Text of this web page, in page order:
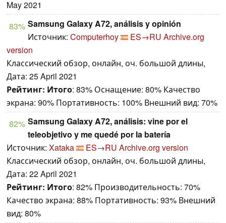
May 2021
83% Samsung Galaxy A72, análisis y opinión
Источник: Computerhoy ES→RU Archive.org
version
Классический обзор, онлайн, оч. большой длины,
Дата: 25 April 2021
Рейтинг: Итого: 83% Оснащение: 80% Качество
экрана: 90% Портативность: 100% Внешний вид: 70%
82% Samsung Galaxy A72, análisis: vine por el
teleobjetivo y me quedé por la batería
Источник: Xataka ES→RU Archive.org version
Классический обзор, онлайн, оч. большой длины,
Дата: 22 April 2021
Рейтинг: Итого: 82% Производительность: 70%
Качество экрана: 88% Портативность: 93% Внешний
вид: 80%